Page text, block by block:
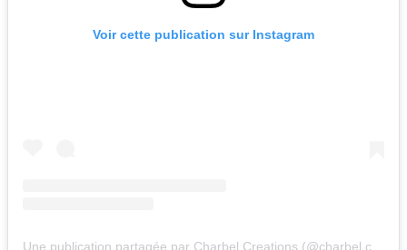
Voir cette publication sur Instagram
Une publication partagée par Charbel Creations (@charbel.creations)